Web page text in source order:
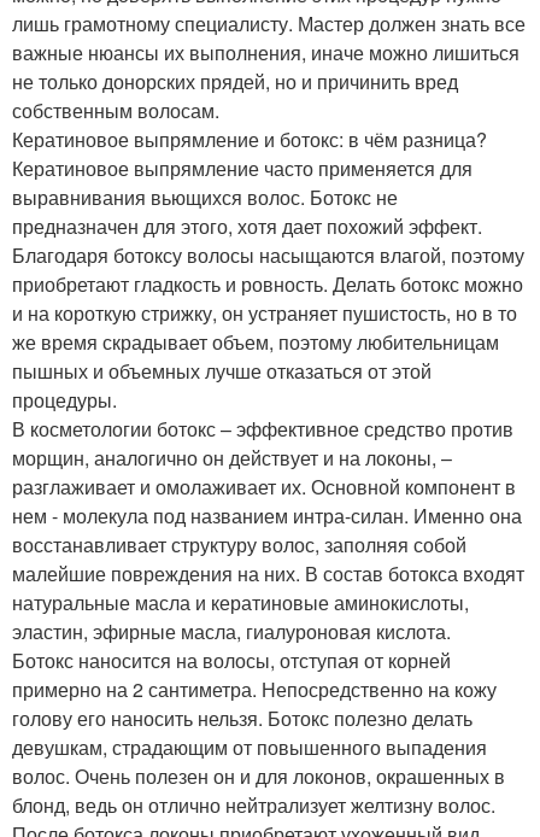
лишь грамотному специалисту. Мастер должен знать все
важные нюансы их выполнения, иначе можно лишиться
не только донорских прядей, но и причинить вред
собственным волосам.
Кератиновое выпрямление и ботокс: в чём разница?
Кератиновое выпрямление часто применяется для
выравнивания вьющихся волос. Ботокс не
предназначен для этого, хотя дает похожий эффект.
Благодаря ботоксу волосы насыщаются влагой, поэтому
приобретают гладкость и ровность. Делать ботокс можно
и на короткую стрижку, он устраняет пушистость, но в то
же время скрадывает объем, поэтому любительницам
пышных и объемных лучше отказаться от этой
процедуры.
В косметологии ботокс – эффективное средство против
морщин, аналогично он действует и на локоны, –
разглаживает и омолаживает их. Основной компонент в
нем - молекула под названием интра-силан. Именно она
восстанавливает структуру волос, заполняя собой
малейшие повреждения на них. В состав ботокса входят
натуральные масла и кератиновые аминокислоты,
эластин, эфирные масла, гиалуроновая кислота.
Ботокс наносится на волосы, отступая от корней
примерно на 2 сантиметра. Непосредственно на кожу
голову его наносить нельзя. Ботокс полезно делать
девушкам, страдающим от повышенного выпадения
волос. Очень полезен он и для локонов, окрашенных в
блонд, ведь он отлично нейтрализует желтизну волос.